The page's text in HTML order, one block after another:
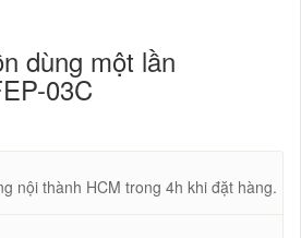
dùng một lần
03C
nội thành HCM trong 4h khi đặt hàng.